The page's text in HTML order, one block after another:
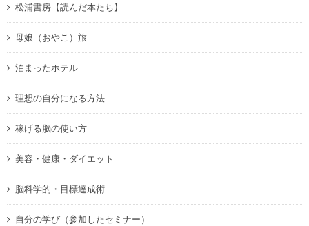
松浦書房【読んだ本たち】
母娘（おやこ）旅
泊まったホテル
理想の自分になる方法
稼げる脳の使い方
美容・健康・ダイエット
脳科学的・目標達成術
自分の学び（参加したセミナー）